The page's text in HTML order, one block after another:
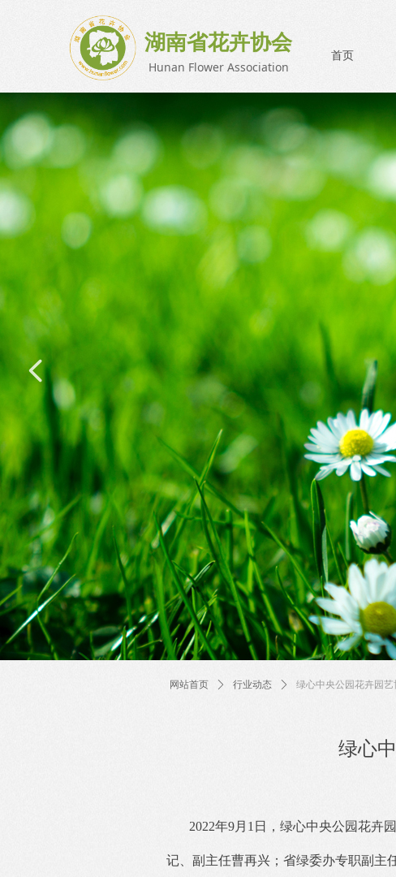
湖南省花卉协会
Hunan Flower Association
넳
首页
网站首页 ꄲ 行业动态 ꄲ 绿心中央公园花卉园
绿心
2022年9月1日，绿心中央公园花卉
记、副主任曹再兴；省绿委办专职副主